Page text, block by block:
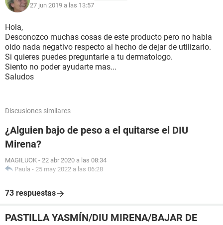
27 jun 2019 a las 13:57
Hola,
Desconozco muchas cosas de este producto pero no habia
oido nada negativo respecto al hecho de dejar de utilizarlo.
Si quieres puedes preguntarle a tu dermatologo.
Siento no poder ayudarte mas...
Saludos
Discusiones similares
¿Alguien bajo de peso a el quitarse el DIU
Mirena?
MAGILUOK - 22 abr 2020 a las 08:34
Paula - 25 may 2022 a las 06:28
73 respuestas
PASTILLA YASMÍN/DIU MIRENA/BAJAR DE